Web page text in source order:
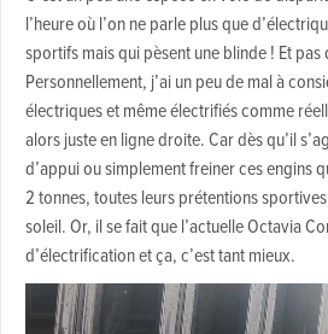
l’heure où l’on ne parle plus que
sportifs mais qui pèsent une blinde ! Et
Personnellement, j’ai un peu de mal à
électriques et même électrifiés comme
alors juste en ligne droite. Car dès qu’il
d’appui ou simplement freiner ces engins
2 tonnes, toutes leurs prétentions
soleil. Or, il se fait que l’actuelle Octavia
d’électrification et ça, c’est tant mieux.